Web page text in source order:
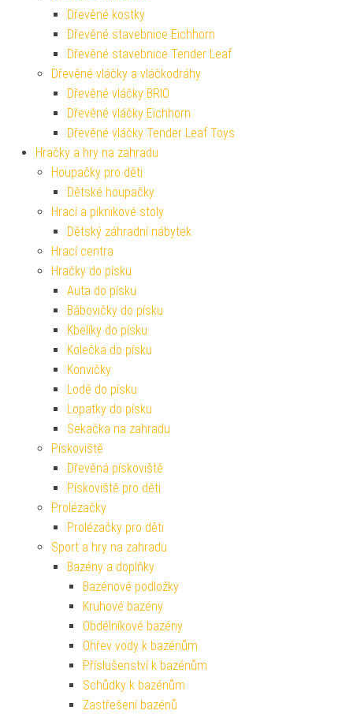
Dřevěné kostky
Dřevěné stavebnice Eichhorn
Dřevěné stavebnice Tender Leaf
Dřevěné vláčky a vláčkodráhy
Dřevěné vláčky BRIO
Dřevěné vláčky Eichhorn
Dřevěné vláčky Tender Leaf Toys
Hračky a hry na zahradu
Houpačky pro děti
Dětské houpačky
Hrací a piknikové stoly
Dětský záhradní nábytek
Hrací centra
Hračky do písku
Auta do písku
Bábovičky do písku
Kbelíky do písku
Kolečka do písku
Konvičky
Lodě do písku
Lopatky do písku
Sekačka na zahradu
Pískoviště
Dřevěná pískoviště
Pískoviště pro děti
Prolézačky
Prolézačky pro děti
Sport a hry na zahradu
Bazény a doplňky
Bazénové podložky
Kruhové bazény
Obdélníkové bazény
Ohřev vody k bazénům
Příslušenství k bazénům
Schůdky k bazénům
Zastřešení bazénů